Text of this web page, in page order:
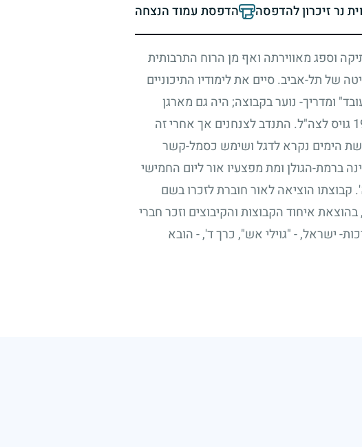
נר זיכרון להדפסה הדפסת עמוד הנצחה
וספג מאווירתה ואף מן הרוח התרבותית
של תל-אביב. סיים את לימודיו התיכוניים
ומדריך- נוער בקבוצה;היה גם מארגן
גויס לצה"ל. התנדב לצנחנים אך אחרי זה
הימים נקרא לדגל ושימש כסמל-קשר
ברמת-הגולן ומת מפצעיו אור ליום החמישי
קבוצתו הוציאה לאור חוברת לזכרו בשם
איחוד הקבוצות והקיבוצים וזכר חברי
ישראל, - "גוילי אש", כרך ד', - הובא